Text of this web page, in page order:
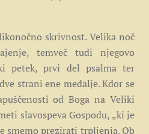
skrivnost. Velika noč
temveč tudi njegovo
petek, prvi del psalma ter
strani ene medalje. Kdor se
od Boga na Veliki
slavospeva Gospodu, „ki je
smemo prezirati trpljenja. Ob